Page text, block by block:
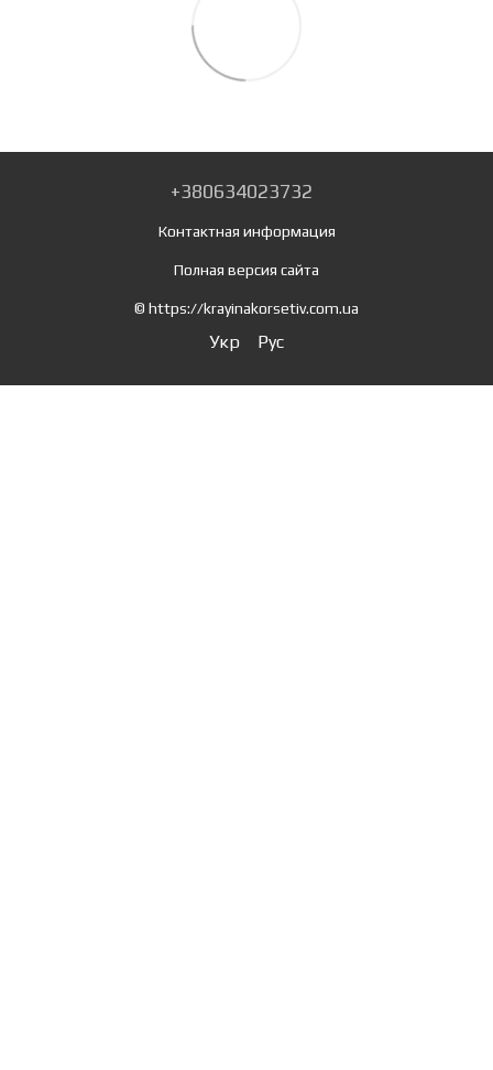
+380634023732
Контактная информация
Полная версия сайта
© https://krayinakorsetiv.com.ua
Укр Рус